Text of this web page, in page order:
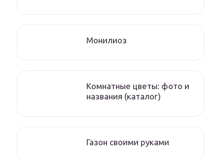
Монилиоз
Комнатные цветы: фото и
названия (каталог)
Газон своими руками